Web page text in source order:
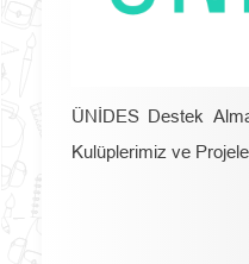
ÜNİDES Destek
Kulüplerimiz ve